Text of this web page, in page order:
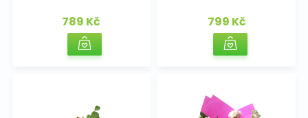
789 Kč 799 Kč